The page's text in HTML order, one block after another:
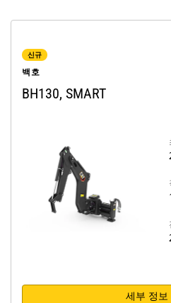
신규
백호
BH130, SMART
세부 정보